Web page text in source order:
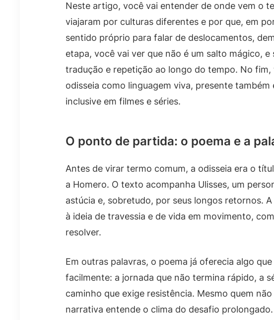
Neste artigo, você vai entender de onde vem o
viajaram por culturas diferentes e por que, em
sentido próprio para falar de deslocamentos,
etapa, você vai ver que não é um salto mágico, e
tradução e repetição ao longo do tempo. No
odisseia como linguagem viva, presente
inclusive em filmes e séries.
O ponto de partida: o poema e a
Antes de virar termo comum, a odisseia era o
a Homero. O texto acompanha Ulisses, um
astúcia e, sobretudo, por seus longos retornos.
à ideia de travessia e de vida em movimento,
resolver.
Em outras palavras, o poema já oferecia algo
facilmente: a jornada que não termina rápido, a
caminho que exige resistência. Mesmo quem
narrativa entende o clima do desafio